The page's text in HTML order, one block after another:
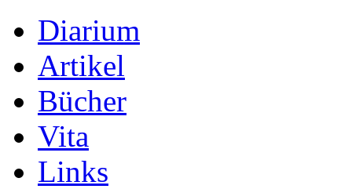
Diarium
Artikel
Bücher
Vita
Links